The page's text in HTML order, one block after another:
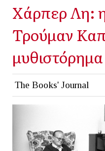
Χάρπερ Λη:
Τρούμαν
μυθιστόρημα
The Books' Journal